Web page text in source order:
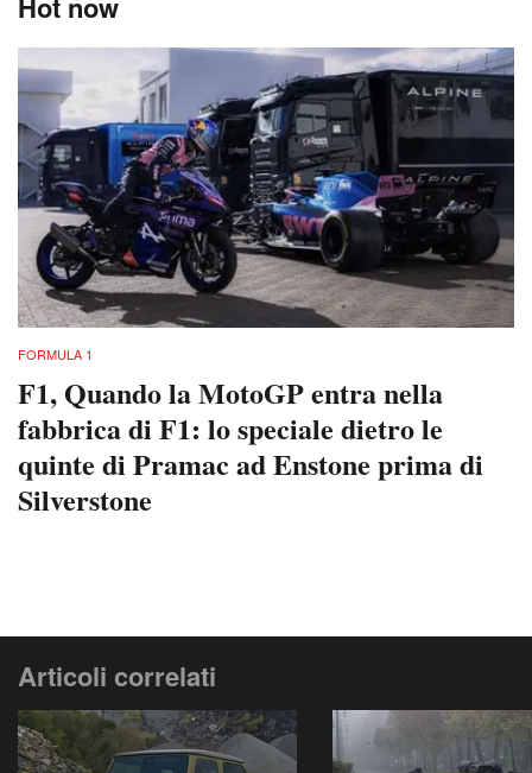
Hot now
FORMULA 1
F1, Quando la MotoGP entra nella
fabbrica di F1: lo speciale dietro le
quinte di Pramac ad Enstone prima di
Silverstone
Articoli correlati